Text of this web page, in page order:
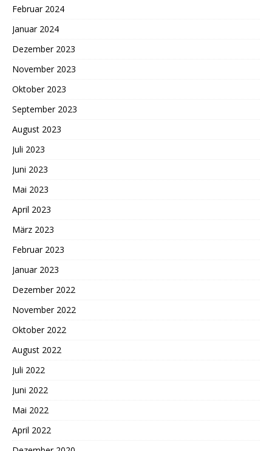
Februar 2024
Januar 2024
Dezember 2023
November 2023
Oktober 2023
September 2023
August 2023
Juli 2023
Juni 2023
Mai 2023
April 2023
März 2023
Februar 2023
Januar 2023
Dezember 2022
November 2022
Oktober 2022
August 2022
Juli 2022
Juni 2022
Mai 2022
April 2022